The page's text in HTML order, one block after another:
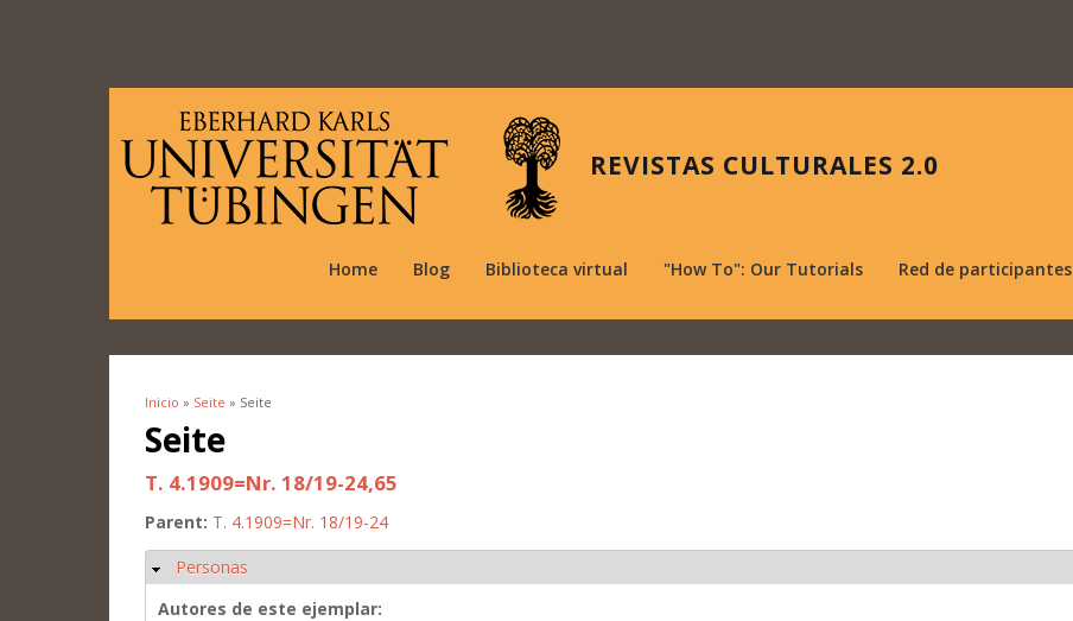
REVISTAS CULTURALES 2.0
Home Blog Biblioteca virtual "How To": Our Tutorials Red de participantes
Se encuentra usted aquí
Inicio » Seite » Seite
Seite
T. 4.1909=Nr. 18/19-24,65
Parent: T. 4.1909=Nr. 18/19-24
Ocultar
Personas
Autores de este ejemplar: